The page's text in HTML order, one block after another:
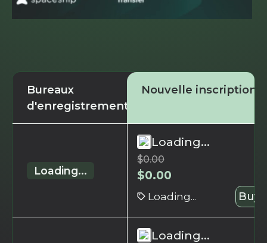
Bureaux
d'enregistrement
Nouvelle inscription
Loading...
Loading...
$0.00
$0.00
Loading... Buy
Loading...